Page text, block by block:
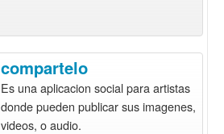
compartelo
Es una aplicacion social para artistas
donde pueden publicar sus imagenes,
videos, o audio.